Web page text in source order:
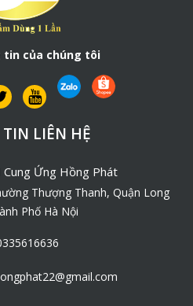
tin của chúng tôi
LIÊN HỆ
Ứng Hồng Phát
Thượng Thanh, Quận Long
Phố Hà Nội